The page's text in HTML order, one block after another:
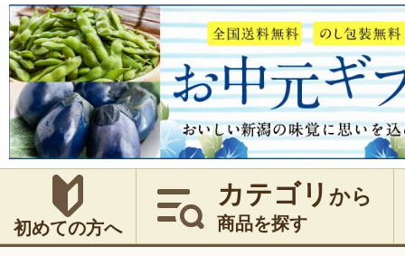
初めての方へ
カテゴリ から
商品を探す